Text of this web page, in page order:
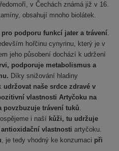
v Čechách známá již v 16.
obsahují mnoho biolátek.
podporu funkcí jater a trávení.
hořčinu cynyrinu, který je v
jeho působení dochází k udržení
podporuje metabolismus a
Díky snižování hladiny
udržovat naše srdce zdravé v
vlastnosti Artyčoku na
povzbuzuje trávení tuků.
i naší kůži, tu udržuje
antioxidační vlastnosti artyčoku.
, je tedy vhodný ke konzumaci při